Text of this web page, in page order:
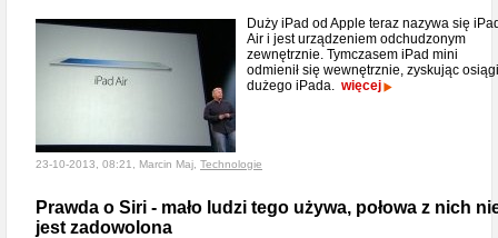
Duży iPad od Apple teraz nazywa się
Air i jest urządzeniem odchudzonym
zewnętrznie. Tymczasem iPad mini
odmienił się wewnętrznie, zyskując osiągi
dużego iPada. więcej
23-10-2013, 08:21, Marcin Maj, Technologie
Prawda o Siri - mało ludzi tego używa, połowa z nich
jest zadowolona